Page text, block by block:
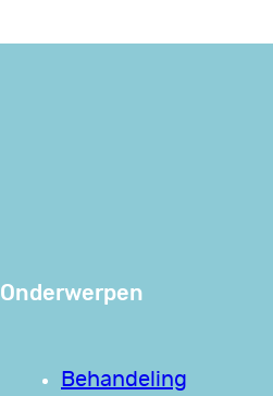
Onderwerpen
Behandeling